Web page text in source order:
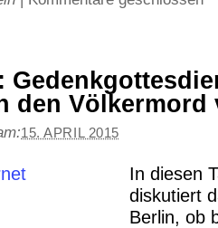
den Völkermord
15. APRIL 2015
In diesen
diskutiert
Berlin, ob